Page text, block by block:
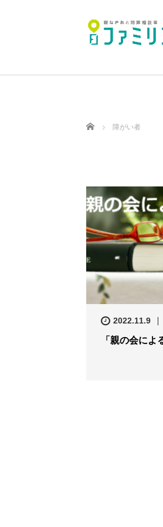
ホーム 障がい者
2022.11.9
「親の会によ